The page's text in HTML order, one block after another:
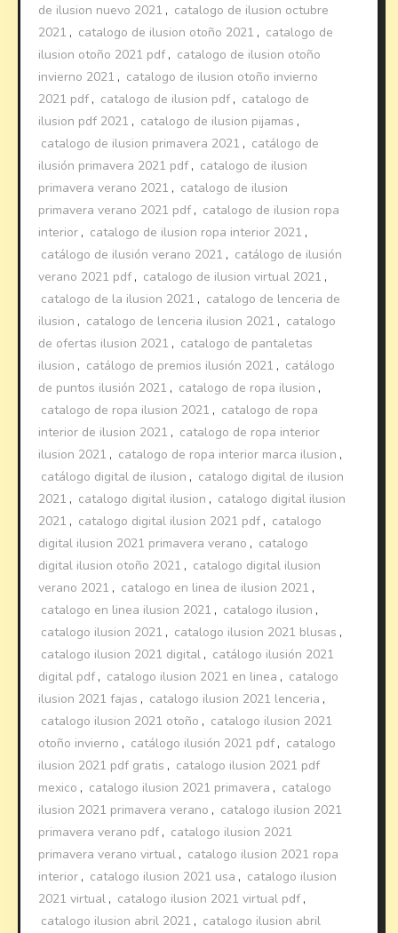
de ilusion nuevo 2021 , catalogo de ilusion octubre
2021 , catalogo de ilusion otoño 2021 , catalogo de
ilusion otoño 2021 pdf , catalogo de ilusion otoño
invierno 2021 , catalogo de ilusion otoño invierno
2021 pdf , catalogo de ilusion pdf , catalogo de
ilusion pdf 2021 , catalogo de ilusion pijamas ,
catalogo de ilusion primavera 2021 , catálogo de
ilusión primavera 2021 pdf , catalogo de ilusion
primavera verano 2021 , catalogo de ilusion
primavera verano 2021 pdf , catalogo de ilusion ropa
interior , catalogo de ilusion ropa interior 2021 ,
catálogo de ilusión verano 2021 , catálogo de ilusión
verano 2021 pdf , catalogo de ilusion virtual 2021 ,
catalogo de la ilusion 2021 , catalogo de lenceria de
ilusion , catalogo de lenceria ilusion 2021 , catalogo
de ofertas ilusion 2021 , catalogo de pantaletas
ilusion , catálogo de premios ilusión 2021 , catálogo
de puntos ilusión 2021 , catalogo de ropa ilusion ,
catalogo de ropa ilusion 2021 , catalogo de ropa
interior de ilusion 2021 , catalogo de ropa interior
ilusion 2021 , catalogo de ropa interior marca ilusion ,
catálogo digital de ilusion , catalogo digital de ilusion
2021 , catalogo digital ilusion , catalogo digital ilusion
2021 , catalogo digital ilusion 2021 pdf , catalogo
digital ilusion 2021 primavera verano , catalogo
digital ilusion otoño 2021 , catalogo digital ilusion
verano 2021 , catalogo en linea de ilusion 2021 ,
catalogo en linea ilusion 2021 , catalogo ilusion ,
catalogo ilusion 2021 , catalogo ilusion 2021 blusas ,
catalogo ilusion 2021 digital , catálogo ilusión 2021
digital pdf , catalogo ilusion 2021 en linea , catalogo
ilusion 2021 fajas , catalogo ilusion 2021 lenceria ,
catalogo ilusion 2021 otoño , catalogo ilusion 2021
otoño invierno , catálogo ilusión 2021 pdf , catalogo
ilusion 2021 pdf gratis , catalogo ilusion 2021 pdf
mexico , catalogo ilusion 2021 primavera , catalogo
ilusion 2021 primavera verano , catalogo ilusion 2021
primavera verano pdf , catalogo ilusion 2021
primavera verano virtual , catalogo ilusion 2021 ropa
interior , catalogo ilusion 2021 usa , catalogo ilusion
2021 virtual , catalogo ilusion 2021 virtual pdf ,
catalogo ilusion abril 2021 , catalogo ilusion abril